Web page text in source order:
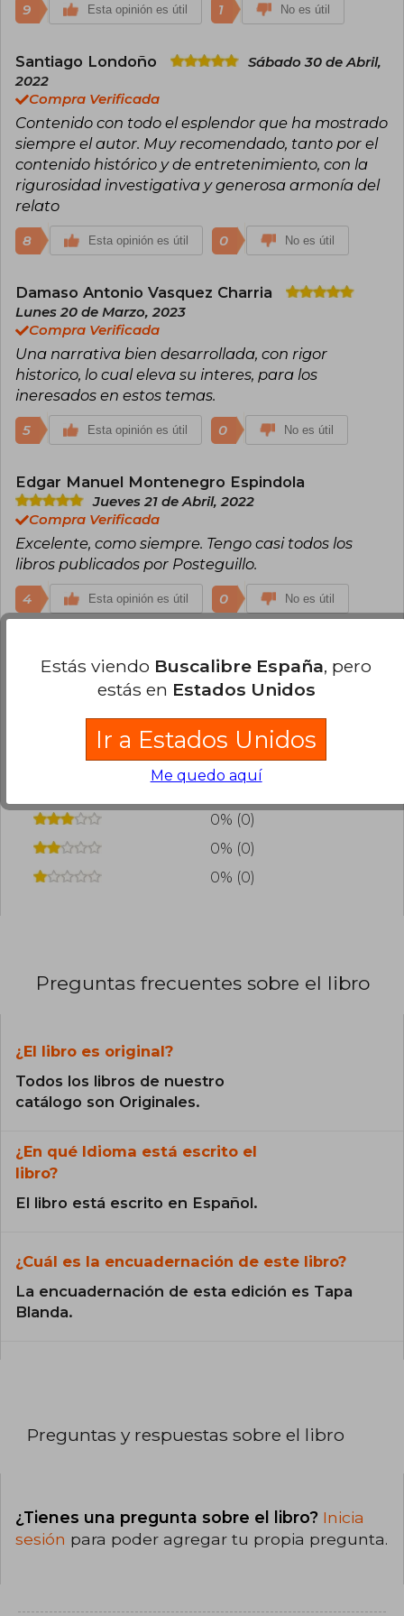
9 Esta opinión es útil 1 No es útil
Santiago Londoño
Sábado 30 de Abril,
2022
Compra Verificada
Contenido con todo el esplendor que ha mostrado
siempre el autor. Muy recomendado, tanto por el
contenido histórico y de entretenimiento, con la
rigurosidad investigativa y generosa armonía del
relato
8 Esta opinión es útil 0 No es útil
Damaso Antonio Vasquez Charria
Lunes 20 de Marzo, 2023
Compra Verificada
Una narrativa bien desarrollada, con rigor
historico, lo cual eleva su interes, para los
ineresados en estos temas.
5 Esta opinión es útil 0 No es útil
Edgar Manuel Montenegro Espindola
Jueves 21 de Abril, 2022
Compra Verificada
Excelente, como siempre. Tengo casi todos los
libros publicados por Posteguillo.
4 Esta opinión es útil 0 No es útil
Cargar más opiniones del libro
¿Leíste este libro? Inicia sesiónpara poder
agregar tu propia evaluación.
92% (45)
0% (0)
0% (0)
0% (0)
Preguntas frecuentes sobre el libro
¿El libro es original?
Todos los libros de nuestro
catálogo son Originales.
¿En qué Idioma está escrito el
libro?
El libro está escrito en Español.
¿Cuál es la encuadernación de este libro?
La encuadernación de esta edición es Tapa
Blanda.
Preguntas y respuestas sobre el libro
¿Tienes una pregunta sobre el libro? Inicia
sesión para poder agregar tu propia pregunta.
Estás viendo Buscalibre España, pero
estás en Estados Unidos
Ir a Estados Unidos
Me quedo aquí